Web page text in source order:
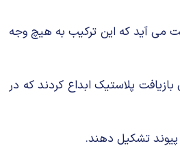
دست می آید که این ترکیب به هیچ وجه
پلاستیک ابداع کردند که در
پیوند تشکیل دهند.